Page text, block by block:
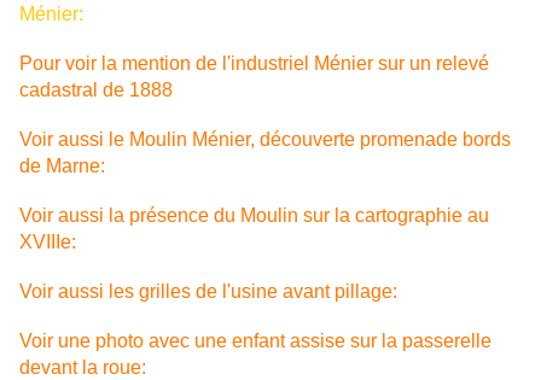
Ménier:
Pour voir la mention de l'industriel Ménier sur un relevé
cadastral de 1888
Voir aussi le Moulin Ménier, découverte promenade bords
de Marne:
Voir aussi la présence du Moulin sur la cartographie au
XVIIIe:
Voir aussi les grilles de l'usine avant pillage:
Voir une photo avec une enfant assise sur la passerelle
devant la roue: